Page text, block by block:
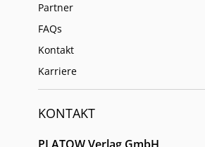
Partner
FAQs
Kontakt
Karriere
KONTAKT